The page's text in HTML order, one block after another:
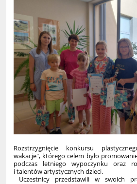
Rozstrzygnięcie konkursu
wakacje", którego celem było
podczas letniego wypoczynku oraz
i talentów artystycznych dzieci.
Uczestnicy przedstawili w swoich